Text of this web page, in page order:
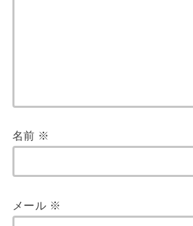
名前 ※
メール ※